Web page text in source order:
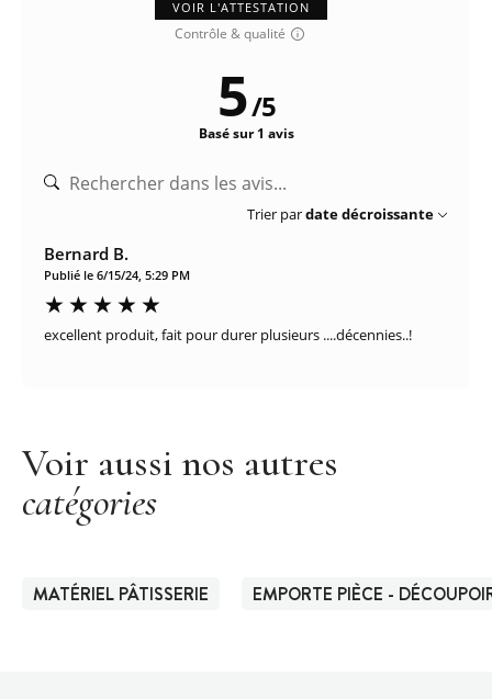
VOIR L'ATTESTATION
Contrôle & qualité
5/5
Basé sur 1 avis
Trier pardate décroissante
Bernard B.
Publié le 6/15/24, 5:29 PM
excellent produit, fait pour durer plusieurs ....décennies..!
Voir aussi nos autres
catégories
MATÉRIEL PÂTISSERIE EMPORTE PIÈCE -